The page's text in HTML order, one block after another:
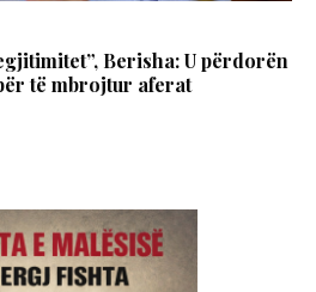
Berisha: U përdorën
të mbrojtur aferat